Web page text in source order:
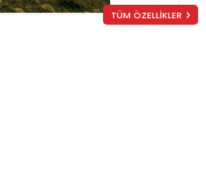
TÜM ÖZELLİKLER